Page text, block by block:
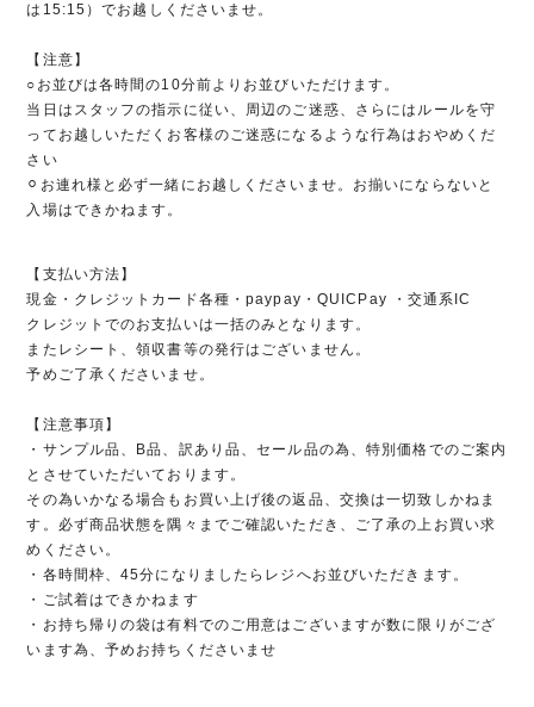
は15:15）でお越しくださいませ。
【注意】
○お並びは各時間の10分前よりお並びいただけます。
当日はスタッフの指示に従い、周辺のご迷惑、さらにはルールを守
ってお越しいただくお客様のご迷惑になるような行為はおやめくだ
さい
⚪︎お連れ様と必ず一緒にお越しくださいませ。お揃いにならないと
入場はできかねます。
【支払い方法】
現金・クレジットカード各種・paypay・QUICPay ・交通系IC
クレジットでのお支払いは一括のみとなります。
またレシート、領収書等の発行はございません。
予めご了承くださいませ。
【注意事項】
・サンプル品、B品、訳あり品、セール品の為、特別価格でのご案内
とさせていただいております。
その為いかなる場合もお買い上げ後の返品、交換は一切致しかねま
す。必ず商品状態を隅々までご確認いただき、ご了承の上お買い求
めください。
・各時間枠、45分になりましたらレジへお並びいただきます。
・ご試着はできかねます
・お持ち帰りの袋は有料でのご用意はございますが数に限りがござ
います為、予めお持ちくださいませ